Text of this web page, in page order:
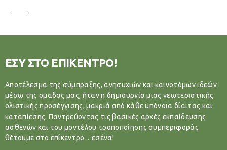
ΕΣΥ ΣΤΟ ΕΠΙΚΕΝΤΡΟ!
Αποτέλεσμα της σύμπραξης, ανησυχιών και καινοτόμων ιδεών
μέσω της ομαδας μας, ήταν η δημιουργία μιας νεωτεριστικής
ολιστικής προσέγγισης, μακριά από κάθε υπόνοια δίαιτας και
καταπίεσης. Παντρεύοντας τις βασικές αρχές εκπαίδευσης
ασθενών και του μοντέλου τροποποίησης συμπεριφοράς
θέτουμε στο επίκεντρο…εσένα!